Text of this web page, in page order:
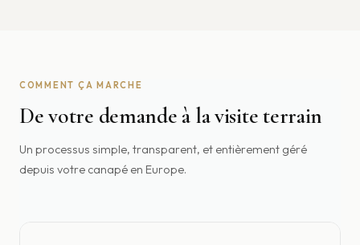
COMMENT ÇA MARCHE
De votre demande à la visite terrain
Un processus simple, transparent, et entièrement géré
depuis votre canapé en Europe.